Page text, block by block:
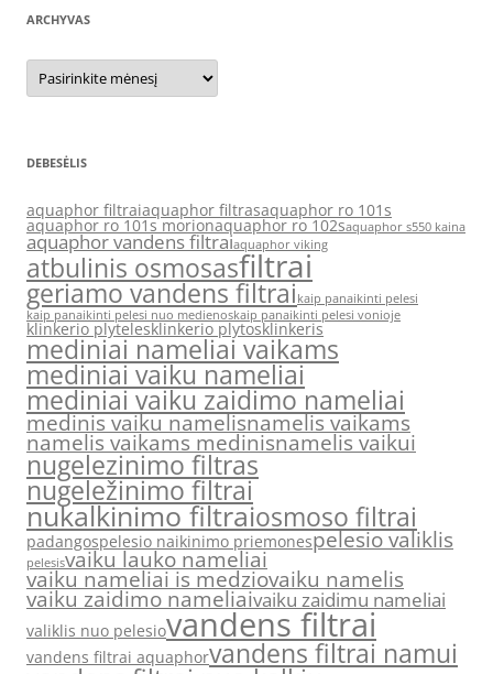
ARCHYVAS
Archyvas
DEBESĖLIS
aquaphor filtraiaquaphor filtrasaquaphor ro 101s
aquaphor ro 101s morionaquaphor ro 102saquaphor s550 kaina
aquaphor vandens filtraiaquaphor viking
atbulinis osmosasfiltrai
geriamo vandens filtraikaip panaikinti pelesi
kaip panaikinti pelesi nuo medienoskaip panaikinti pelesi vonioje
klinkerio plytelesklinkerio plytosklinkeris
mediniai nameliai vaikams
mediniai vaiku nameliai
mediniai vaiku zaidimo nameliai
medinis vaiku namelisnamelis vaikams
namelis vaikams medinisnamelis vaikui
nugelezinimo filtras
nugeležinimo filtrai
nukalkinimo filtraiosmoso filtrai
padangospelesio naikinimo priemonespelesio valiklis
pelesisvaiku lauko nameliai
vaiku nameliai is medziovaiku namelis
vaiku zaidimo nameliaivaiku zaidimu nameliai
valiklis nuo pelesiovandens filtrai
vandens filtrai aquaphorvandens filtrai namui